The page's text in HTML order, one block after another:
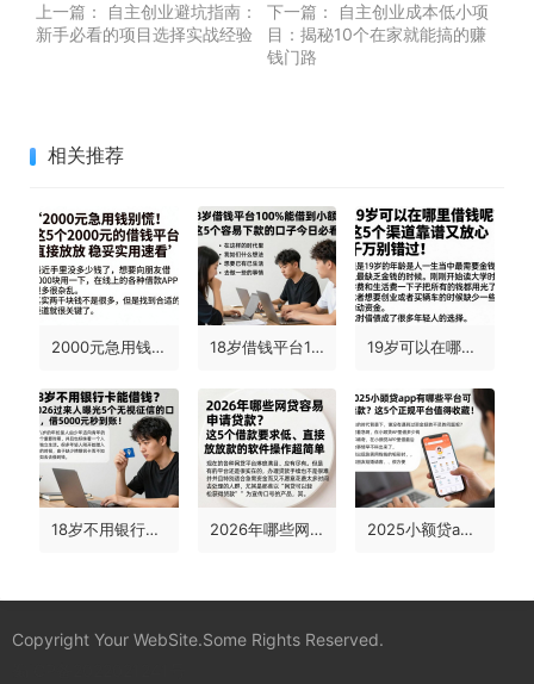
上一篇：
自主创业避坑指南：
新手必看的项目选择实战经验
下一篇：
自主创业成本低小项
目：揭秘10个在家就能搞的赚
钱门路
相关推荐
2000元急用钱别慌！这5个2000元的借钱平台直接放款，稳妥实用速看 18岁借钱平台100%能借到小额？这5个容易下款的口子今日必看！ 19岁可以在哪里借钱呢？这5个渠道靠谱又放心，千万别错过！
18岁不用银行卡能借钱？2026过来人曝光5个无视征信的口子，借5000元秒到账！ 2026年哪些网贷容易申请贷款？这5个借款要求低、直接放款的软件操作超简单 2025小额贷app有哪些平台可以借款？这5个正规平台值得收藏！
Copyright Your WebSite.Some Rights Reserved.